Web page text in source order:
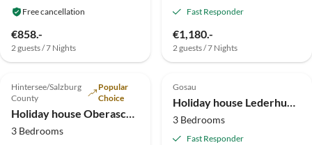
Free cancellation
€858.-
2 guests / 7 Nights
Fast Responder
€1,180.-
2 guests / 7 Nights
Top-Listing
5.0 (2)
Hintersee/Salzburg
County
Popular
Choice
Holiday house Oberascher
3 Bedrooms
Top-Listing
4.8 (1)
Gosau
Holiday house Lederhuber
3 Bedrooms
Fast Responder